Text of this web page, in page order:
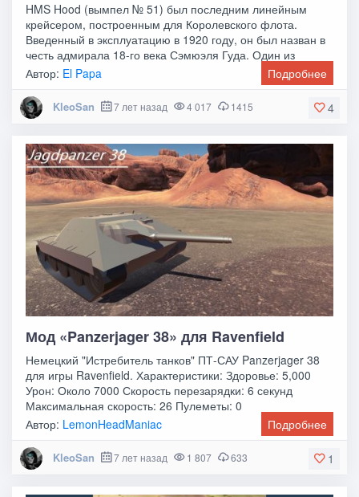
HMS Hood (вымпел № 51) был последним линейным
крейсером, построенным для Королевского флота.
Введенный в эксплуатацию в 1920 году, он был назван в
честь адмирала 18-го века Сэмюэля Гуда. Один из
Автор: El Papa Подробнее
4
KleoSan 7 лет назад 4 017 1415
Мод «Panzerjager 38» для Ravenfield
Немецкий "Истребитель танков" ПТ-САУ Panzerjager 38
для игры Ravenfield. Характеристики: Здоровье: 5,000
Урон: Около 7000 Скорость перезарядки: 6 секунд
Максимальная скорость: 26 Пулеметы: 0
Автор: LemonHeadManiac Подробнее
1
KleoSan 7 лет назад 1 807 633